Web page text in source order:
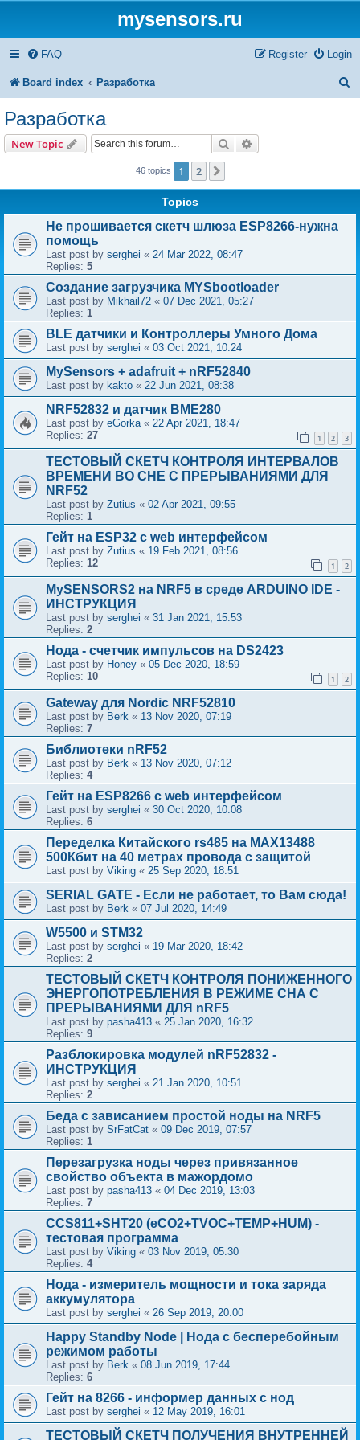
mysensors.ru
FAQ Login
Register
Board index Разработка
Разработка
New Topic Search
46 topics 1 2
Topics
Не прошивается скетч шлюза ESP8266-нужна
помощь
Last post by serghei « 24 Mar 2022, 08:47
Replies: 5
Создание загрузчика MYSbootloader
Last post by Mikhail72 « 07 Dec 2021, 05:27
Replies: 1
BLE датчики и Контроллеры Умного Дома
Last post by serghei « 03 Oct 2021, 10:24
MySensors + adafruit + nRF52840
Last post by kakto « 22 Jun 2021, 08:38
NRF52832 и датчик BME280
Last post by eGorka « 22 Apr 2021, 18:47
Replies: 27 1 2 3
ТЕСТОВЫЙ СКЕТЧ КОНТРОЛЯ ИНТЕРВАЛОВ
ВРЕМЕНИ ВО СНЕ С ПРЕРЫВАНИЯМИ ДЛЯ
NRF52
Last post by Zutius « 02 Apr 2021, 09:55
Replies: 1
Гейт на ESP32 с web интерфейсом
Last post by Zutius « 19 Feb 2021, 08:56
Replies: 12 1 2
MySENSORS2 на NRF5 в среде ARDUINO IDE -
ИНСТРУКЦИЯ
Last post by serghei « 31 Jan 2021, 15:53
Replies: 2
Нода - счетчик импульсов на DS2423
Last post by Honey « 05 Dec 2020, 18:59
Replies: 10 1 2
Gateway для Nordic NRF52810
Last post by Berk « 13 Nov 2020, 07:19
Replies: 7
Библиотеки nRF52
Last post by Berk « 13 Nov 2020, 07:12
Replies: 4
Гейт на ESP8266 с web интерфейсом
Last post by serghei « 30 Oct 2020, 10:08
Replies: 6
Переделка Китайского rs485 на MAX13488
500Кбит на 40 метрах провода с защитой
Last post by Viking « 25 Sep 2020, 18:51
SERIAL GATE - Если не работает, то Вам сюда!
Last post by Berk « 07 Jul 2020, 14:49
W5500 и STM32
Last post by serghei « 19 Mar 2020, 18:42
Replies: 2
ТЕСТОВЫЙ СКЕТЧ КОНТРОЛЯ ПОНИЖЕННОГО
ЭНЕРГОПОТРЕБЛЕНИЯ В РЕЖИМЕ СНА С
ПРЕРЫВАНИЯМИ ДЛЯ nRF5
Last post by pasha413 « 25 Jan 2020, 16:32
Replies: 9
Разблокировка модулей nRF52832 -
ИНСТРУКЦИЯ
Last post by serghei « 21 Jan 2020, 10:51
Replies: 2
Беда с зависанием простой ноды на NRF5
Last post by SrFatCat « 09 Dec 2019, 07:57
Replies: 1
Перезагрузка ноды через привязанное
свойство объекта в мажордомо
Last post by pasha413 « 04 Dec 2019, 13:03
Replies: 7
CCS811+SHT20 (eCO2+TVOC+TEMP+HUM) -
тестовая программа
Last post by Viking « 03 Nov 2019, 05:30
Replies: 4
Нода - измеритель мощности и тока заряда
аккумулятора
Last post by serghei « 26 Sep 2019, 20:00
Happy Standby Node | Нода с бесперебойным
режимом работы
Last post by Berk « 08 Jun 2019, 17:44
Replies: 6
Гейт на 8266 - информер данных с нод
Last post by serghei « 12 May 2019, 16:01
ТЕСТОВЫЙ СКЕТЧ ПОЛУЧЕНИЯ ВНУТРЕННЕЙ